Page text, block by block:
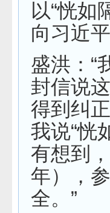
以“恍如
向习近平
盛洪：“
封信说
得到纠
我说“恍
有想到
年），
全。”